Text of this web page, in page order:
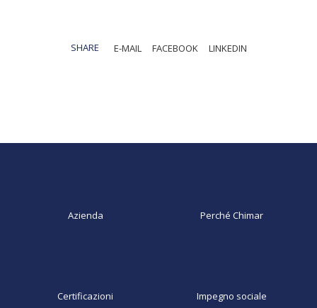
SHARE E-MAIL FACEBOOK LINKEDIN
Azienda Perché Chimar
Certificazioni Impegno sociale